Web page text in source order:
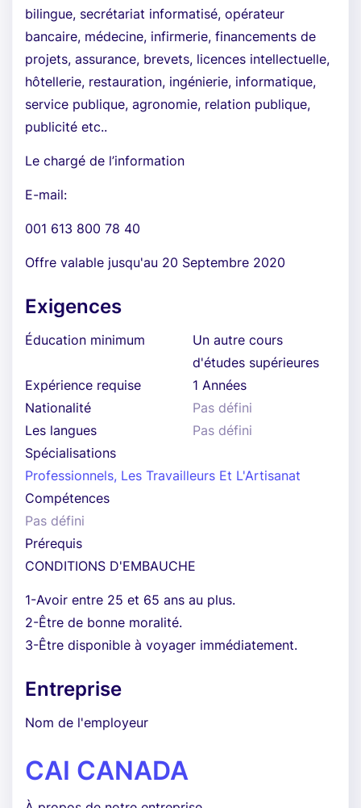
bilingue, secrétariat informatisé, opérateur
bancaire, médecine, infirmerie, financements de
projets, assurance, brevets, licences intellectuelle,
hôtellerie, restauration, ingénierie, informatique,
service publique, agronomie, relation publique,
publicité etc..
Le chargé de l’information
E-mail:
001 613 800 78 40
Offre valable jusqu'au 20 Septembre 2020
Exigences
Éducation minimum
Un autre cours
d'études supérieures
Expérience requise
1 Années
Nationalité
Pas défini
Les langues
Pas défini
Spécialisations
Professionnels, Les Travailleurs Et L'Artisanat
Compétences
Pas défini
Prérequis
CONDITIONS D'EMBAUCHE
1-Avoir entre 25 et 65 ans au plus.
2-Être de bonne moralité.
3-Être disponible à voyager immédiatement.
Entreprise
Nom de l'employeur
CAI CANADA